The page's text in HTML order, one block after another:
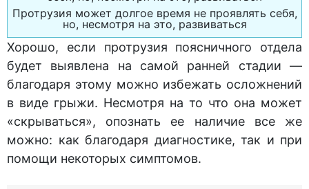
Протрузия может долгое время не проявлять себя,
но, несмотря на это, развиваться
Хорошо, если протрузия поясничного отдела
будет выявлена на самой ранней стадии —
благодаря этому можно избежать осложнений
в виде грыжи. Несмотря на то что она может
«скрываться», опознать ее наличие все же
можно: как благодаря диагностике, так и при
помощи некоторых симптомов.